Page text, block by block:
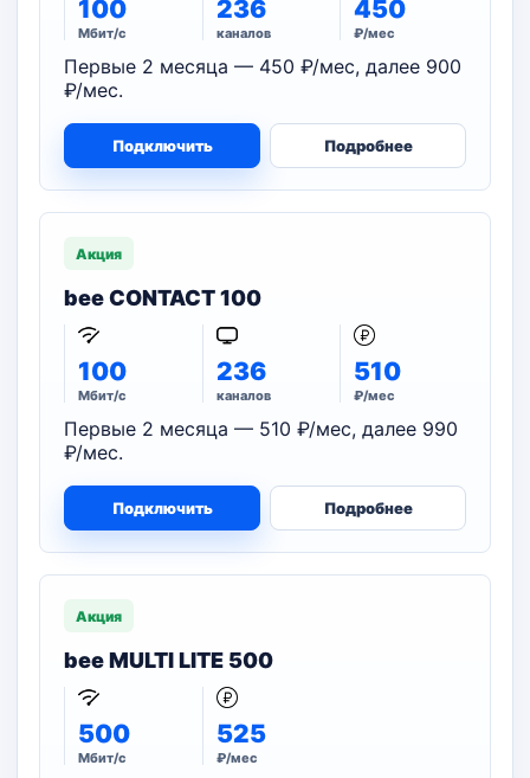
100
Мбит/с
236
каналов
450
₽/мес
Первые 2 месяца — 450 ₽/мес, далее 900
₽/мес.
Подключить Подробнее
Акция
bee CONTACT 100
100
Мбит/с
236
каналов
510
₽/мес
Первые 2 месяца — 510 ₽/мес, далее 990
₽/мес.
Подключить Подробнее
Акция
bee MULTI LITE 500
500
Мбит/с
525
₽/мес